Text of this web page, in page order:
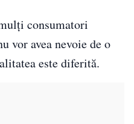
consumatori
vor avea nevoie de o
este diferită.